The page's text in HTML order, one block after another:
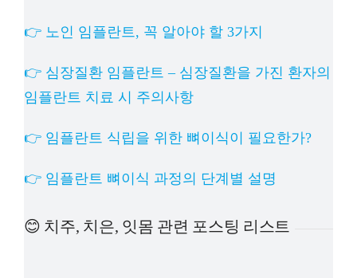
👉 노인 임플란트, 꼭 알아야 할 3가지
👉 심장질환 임플란트 – 심장질환을 가진 환자의
임플란트 치료 시 주의사항
👉 임플란트 식립을 위한 뼈이식이 필요한가?
👉 임플란트 뼈이식 과정의 단계별 설명
😊 치주, 치은, 잇몸 관련 포스팅 리스트